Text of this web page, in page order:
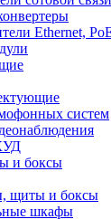
Ethernet,
систем
и боксы
щиты и боксы
шкафы